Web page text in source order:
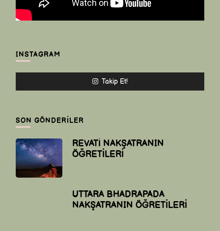
INSTAGRAM
Takip Et!
SON GÖNDERILER
REVATİ NAKŞATRANIN
ÖĞRETİLERİ
UTTARA BHADRAPADA
NAKŞATRANIN ÖĞRETİLERİ